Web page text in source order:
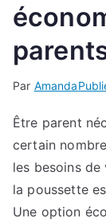
Par Amanda
Être parent
certain
les besoins
la poussette
Une option